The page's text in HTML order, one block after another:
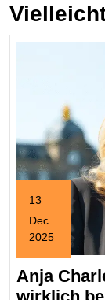
13
Dec
2025
December
13,
2025
Anja